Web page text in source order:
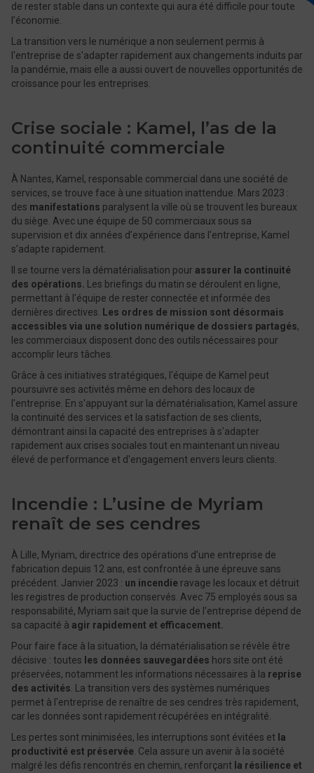
de rester stable dans un contexte qui aura été difficile pour toute
l’économie.
La transition vers le numérique a non seulement permis à
l'entreprise de s'adapter rapidement aux changements induits par
la pandémie, mais elle a aussi ouvert de nouvelles opportunités de
croissance pour les entreprises.
Crise sociale : Kamel, l’as de la
continuité commerciale
À Nantes, Kamel, responsable commercial dans une société de
services, se trouve face à une situation inattendue. Mars 2023 :
des manifestations paralysent la ville où se trouvent les bureaux
du siège. Avec une équipe de 50 commerciaux sous sa
supervision et dix années d’expérience dans l'entreprise, Kamel
s’adapte rapidement.
Il se tourne vers la dématérialisation pour assurer la continuité
des opérations.
Les briefings du matin se déroulent en ligne,
permettant à l'équipe de rester connectée et informée des
dernières directives.
Les ordres de mission sont désormais
accessibles via une solution numérique de dossiers partagés,
les commerciaux disposent donc des outils nécessaires pour
accomplir leurs tâches.
Grâce à ces initiatives stratégiques, l'équipe de Kamel peut
poursuivre ses activités même en dehors des locaux de
l'entreprise. En s'appuyant sur la dématérialisation, Kamel assure
la continuité des services et la satisfaction de ses clients,
démontrant ainsi la capacité des entreprises à s'adapter
rapidement aux crises sociales tout en maintenant un niveau
élevé de performance et d'engagement envers leurs clients.
Incendie : L’usine de Myriam
renaît de ses cendres
À Lille, Myriam, directrice des opérations d'une entreprise de
fabrication depuis 12 ans, est confrontée à une épreuve sans
précédent. Janvier 2023 : un incendie ravage les locaux et détruit
les registres de production conservés. Avec 75 employés sous sa
responsabilité, Myriam sait que la survie de l'entreprise dépend de
sa capacité à agir rapidement et efficacement.
Pour faire face à la situation, la dématérialisation se révèle être
décisive : toutes les données sauvegardées hors site ont été
préservées, notamment les informations nécessaires à la reprise
des activités . La transition vers des systèmes numériques
permet à l'entreprise de renaître de ses cendres très rapidement,
car les données sont rapidement récupérées en intégralité.
Les pertes sont minimisées, les interruptions sont évitées et la
productivité est préservée . Cela assure un avenir à la société
malgré les défis rencontrés en chemin, renforçant la résilience et